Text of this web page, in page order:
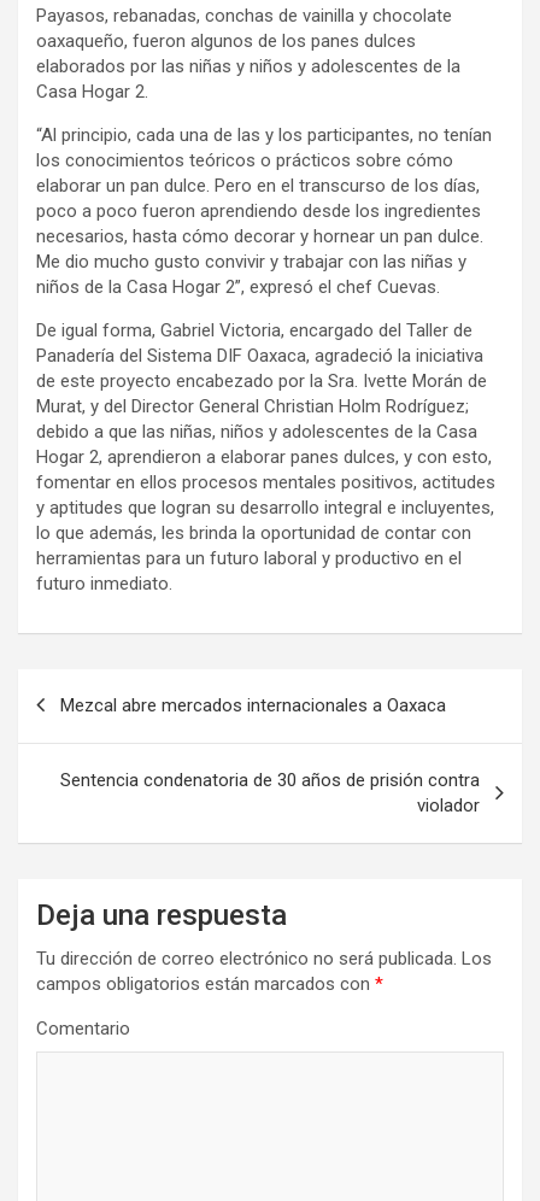
Payasos, rebanadas, conchas de vainilla y chocolate
oaxaqueño, fueron algunos de los panes dulces
elaborados por las niñas y niños y adolescentes de la
Casa Hogar 2.
“Al principio, cada una de las y los participantes, no tenían
los conocimientos teóricos o prácticos sobre cómo
elaborar un pan dulce. Pero en el transcurso de los días,
poco a poco fueron aprendiendo desde los ingredientes
necesarios, hasta cómo decorar y hornear un pan dulce.
Me dio mucho gusto convivir y trabajar con las niñas y
niños de la Casa Hogar 2”, expresó el chef Cuevas.
De igual forma, Gabriel Victoria, encargado del Taller de
Panadería del Sistema DIF Oaxaca, agradeció la iniciativa
de este proyecto encabezado por la Sra. Ivette Morán de
Murat, y del Director General Christian Holm Rodríguez;
debido a que las niñas, niños y adolescentes de la Casa
Hogar 2, aprendieron a elaborar panes dulces, y con esto,
fomentar en ellos procesos mentales positivos, actitudes
y aptitudes que logran su desarrollo integral e incluyentes,
lo que además, les brinda la oportunidad de contar con
herramientas para un futuro laboral y productivo en el
futuro inmediato.
entradas
Mezcal abre mercados internacionales a Oaxaca
Sentencia condenatoria de 30 años de prisión contra
violador
Deja una respuesta
Tu dirección de correo electrónico no será publicada. Los
campos obligatorios están marcados con *
Comentario